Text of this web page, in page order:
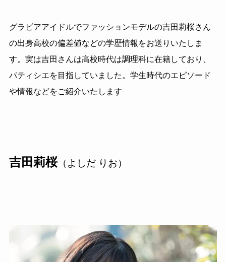
グラビアアイドルでファッションモデルの吉田莉桜さん
の出身高校の偏差値などの学歴情報をお送りいたしま
す。実は吉田さんは高校時代は調理科に在籍しており、
パティシエを目指していました。学生時代のエピソード
や情報などをご紹介いたします
吉田莉桜（よしだ りお）